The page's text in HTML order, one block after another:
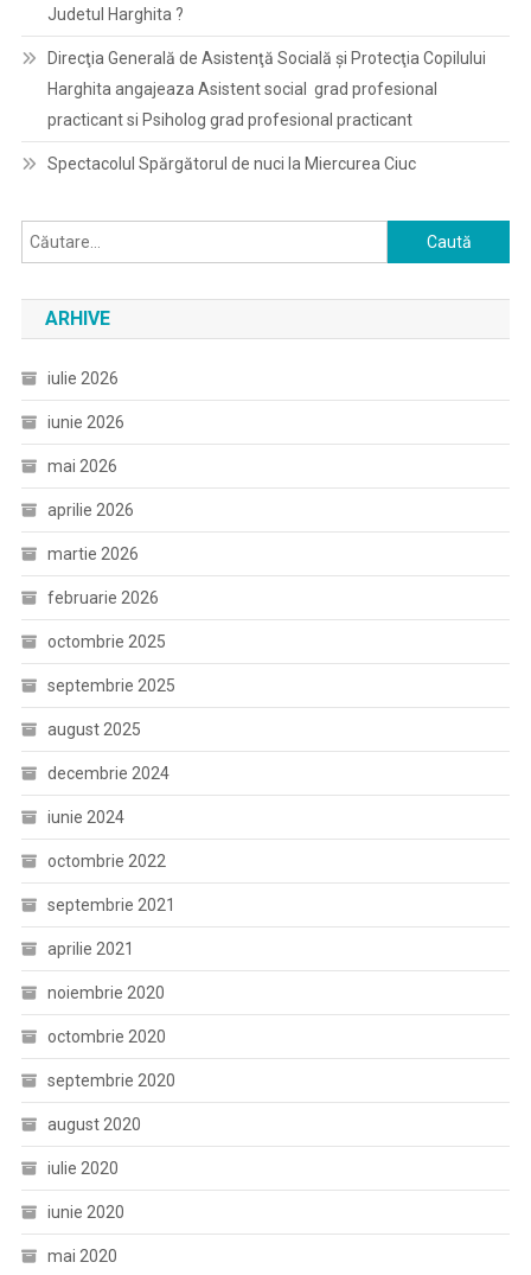
Judetul Harghita ?
Direcţia Generală de Asistenţă Socială şi Protecţia Copilului
Harghita angajeaza Asistent social grad profesional
practicant si Psiholog grad profesional practicant
Spectacolul Spărgătorul de nuci la Miercurea Ciuc
Caută
după:
ARHIVE
iulie 2026
iunie 2026
mai 2026
aprilie 2026
martie 2026
februarie 2026
octombrie 2025
septembrie 2025
august 2025
decembrie 2024
iunie 2024
octombrie 2022
septembrie 2021
aprilie 2021
noiembrie 2020
octombrie 2020
septembrie 2020
august 2020
iulie 2020
iunie 2020
mai 2020